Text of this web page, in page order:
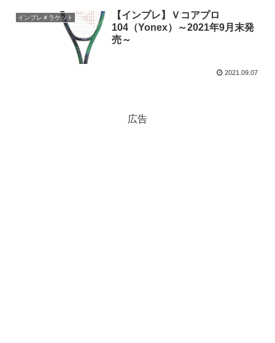
インプレ＃ラケット
【インプレ】Ｖコアプロ
104（Yonex）～2021年9月末発
売～
2021.09.07
広告